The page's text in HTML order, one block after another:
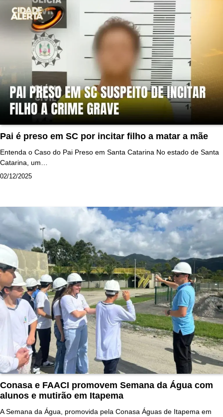
Pai é preso em SC por incitar filho a matar a mãe
Entenda o Caso do Pai Preso em Santa Catarina No estado de Santa
Catarina, um…
02/12/2025
Conasa e FAACI promovem Semana da Água com
alunos e mutirão em Itapema
A Semana da Água, promovida pela Conasa Águas de Itapema em